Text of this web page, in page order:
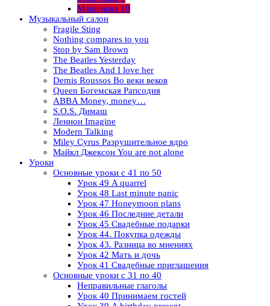
Машенька 10
Музыкальный салон
Fragile Sting
Nothing compares to you
Stop by Sam Brown
The Beatles Yesterday
The Beatles And I love her
Demis Roussos Во веки веков
Queen Богемская Рапсодия
ABBA Money, money…
S.O.S. Димаш
Леннон Imagine
Modern Talking
Miley Cyrus Разрушительное ядро
Майкл Джексон You are not alone
Уроки
Основные уроки с 41 по 50
Урок 49 A quarrel
Урок 48 Last minute panic
Урок 47 Honeymoon plans
Урок 46 Последние детали
Урок 45 Свадебные подарки
Урок 44. Покупка одежды
Урок 43. Разница во мнениях
Урок 42 Мать и дочь
Урок 41 Свадебные приглашения
Основные уроки с 31 по 40
Неправильные глаголы
Урок 40 Принимаем гостей